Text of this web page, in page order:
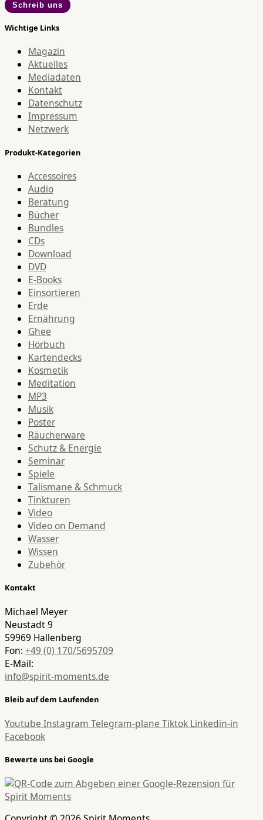
Schreib uns
Wichtige Links
Magazin
Aktuelles
Mediadaten
Kontakt
Datenschutz
Impressum
Netzwerk
Produkt-Kategorien
Accessoires
Audio
Beratung
Bücher
Bundles
CDs
Download
DVD
E-Books
Einsortieren
Erde
Ernährung
Ghee
Hörbuch
Kartendecks
Kosmetik
Meditation
MP3
Musik
Poster
Räucherware
Schutz & Energie
Seminar
Spiele
Talismane & Schmuck
Tinkturen
Video
Video on Demand
Wasser
Wissen
Zubehör
Kontakt
Michael Meyer
Neustadt 9
59969 Hallenberg
Fon: +49 (0) 170/5695709
E-Mail:
info@spirit-moments.de
Bleib auf dem Laufenden
Youtube Instagram Telegram-plane Tiktok Linkedin-in
Facebook
Bewerte uns bei Google